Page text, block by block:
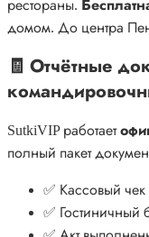
рестораны.
домом. До центра
🧾 Отчётные
SutkiVIP работает
полный пакет
✅ Кассовый
✅ Гостиничный